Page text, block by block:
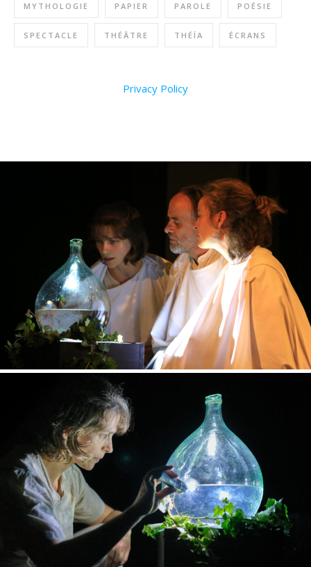
MYTHOLOGIE PAPIER PAROLE POÉSIE
SPECTACLE THÉÂTRE THÉÏA ÉCRANS
Privacy Policy